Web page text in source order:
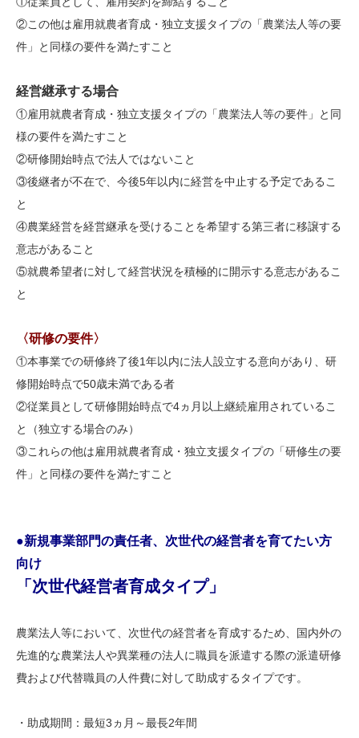
②この他は雇用就農者育成・独立支援タイプの「農業法人等の要
件」と同様の要件を満たすこと
経営継承する場合
①雇用就農者育成・独立支援タイプの「農業法人等の要件」と同
様の要件を満たすこと
②研修開始時点で法人ではないこと
③後継者が不在で、今後5年以内に経営を中止する予定であるこ
と
④農業経営を経営継承を受けることを希望する第三者に移譲する
意志があること
⑤就農希望者に対して経営状況を積極的に開示する意志があるこ
と
〈研修の要件〉
①本事業での研修終了後1年以内に法人設立する意向があり、研
修開始時点で50歳未満である者
②従業員として研修開始時点で4ヵ月以上継続雇用されているこ
と（独立する場合のみ）
③これらの他は雇用就農者育成・独立支援タイプの「研修生の要
件」と同様の要件を満たすこと
●新規事業部門の責任者、次世代の経営者を育てたい方
向け
「次世代経営者育成タイプ」
農業法人等において、次世代の経営者を育成するため、国内外の
先進的な農業法人や異業種の法人に職員を派遣する際の派遣研修
費および代替職員の人件費に対して助成するタイプです。
・助成期間：最短3ヵ月～最長2年間